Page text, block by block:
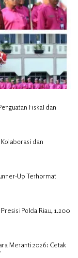
Fiskal dan
dan
Up Terhormat
Polda Riau, 1.200
Meranti 2026: Cetak